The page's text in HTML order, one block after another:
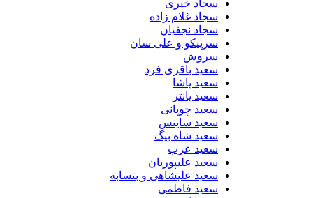
سجاد خیری
سجاد غلام زاده
سجاد نجفیان
سرپیکو و علی سان
سروش
سعید باقری فرد
سعید پاشا
سعید پانتر
سعید چوپانی
سعید ساینس
سعید شاه بیگ
سعید عرب
سعید علیپوریان
سعید علیشاهی و بتسابه
سعید فاطمی